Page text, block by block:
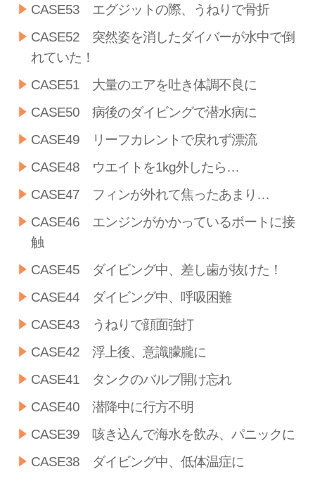
CASE53 エグジットの際、うねりで骨折
CASE52 突然姿を消したダイバーが水中で倒
れていた！
CASE51 大量のエアを吐き体調不良に
CASE50 病後のダイビングで潜水病に
CASE49 リーフカレントで戻れず漂流
CASE48 ウエイトを1kg外したら…
CASE47 フィンが外れて焦ったあまり…
CASE46 エンジンがかかっているボートに接
触
CASE45 ダイビング中、差し歯が抜けた！
CASE44 ダイビング中、呼吸困難
CASE43 うねりで顔面強打
CASE42 浮上後、意識朦朧に
CASE41 タンクのバルブ開け忘れ
CASE40 潜降中に行方不明
CASE39 咳き込んで海水を飲み、パニックに
CASE38 ダイビング中、低体温症に